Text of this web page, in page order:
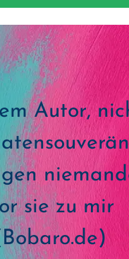
Autor,
sie zu mir